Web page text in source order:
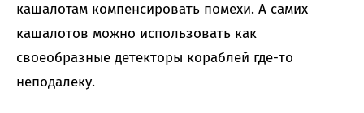
кашалотам компенсировать помехи. А самих
кашалотов можно использовать как
своеобразные детекторы кораблей где-то
неподалеку.